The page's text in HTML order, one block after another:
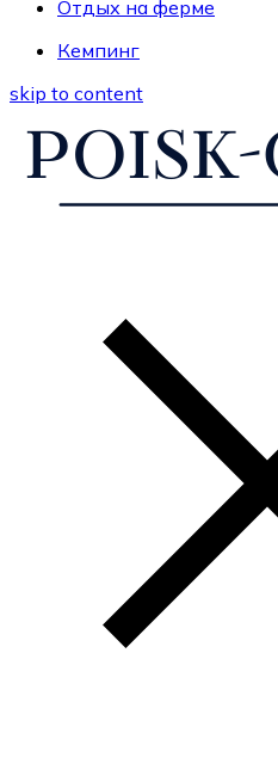
Отдых на ферме
Кемпинг
skip to content